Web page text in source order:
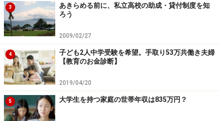
3
あきらめる前に、私立高校の助成・貸付制度を知
ろう
2009/02/27
4
子ども2人中学受験を希望。手取り53万共働き夫婦
【教育のお金診断】
2019/04/20
5 大学生を持つ家庭の世帯年収は835万円？